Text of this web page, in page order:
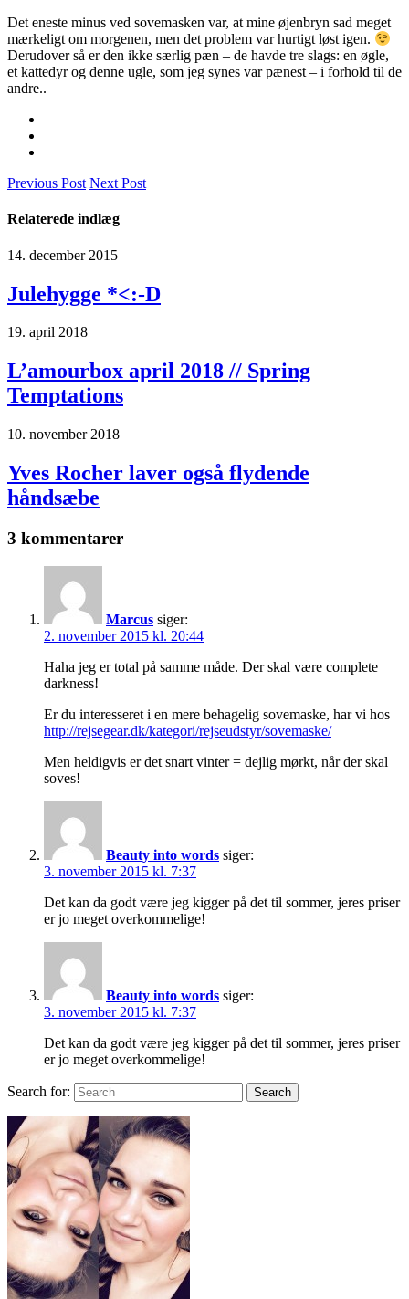
Det eneste minus ved sovemasken var, at mine øjenbryn sad meget
mærkeligt om morgenen, men det problem var hurtigt løst igen.
Derudover så er den ikke særlig pæn – de havde tre slags: en øgle,
et kattedyr og denne ugle, som jeg synes var pænest – i forhold til de
andre..
Previous Post Next Post
Relaterede indlæg
14. december 2015
Julehygge *<:-D
19. april 2018
L’amourbox april 2018 // Spring
Temptations
10. november 2018
Yves Rocher laver også flydende
håndsæbe
3 kommentarer
Marcus siger:
2. november 2015 kl. 20:44
Haha jeg er total på samme måde. Der skal være complete
darkness!
Er du interesseret i en mere behagelig sovemaske, har vi hos
http://rejsegear.dk/kategori/rejseudstyr/sovemaske/
Men heldigvis er det snart vinter = dejlig mørkt, når der skal
soves!
Beauty into words siger:
3. november 2015 kl. 7:37
Det kan da godt være jeg kigger på det til sommer, jeres priser
er jo meget overkommelige!
Beauty into words siger:
3. november 2015 kl. 7:37
Det kan da godt være jeg kigger på det til sommer, jeres priser
er jo meget overkommelige!
Search for: Search